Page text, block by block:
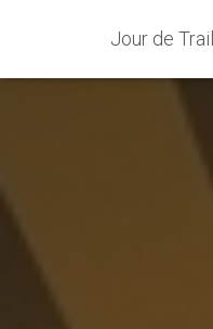
Jour de Trail